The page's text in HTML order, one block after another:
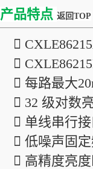
产品特点 返回TOP


 每路最大
 32 级对数
 单线串行接
 低噪声固
 高精度亮